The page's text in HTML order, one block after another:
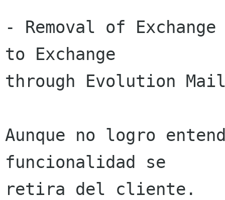
- Removal of
to Exchange
through Evolution
Aunque no logro
funcionalidad se
retira del cliente.